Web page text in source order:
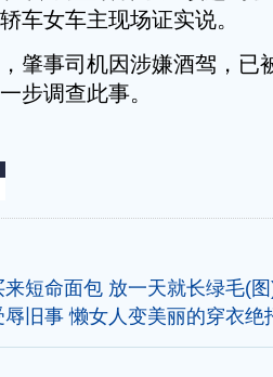
车女车主现场证实说。
肇事司机因涉嫌酒驾，已
步调查此事。
短命面包 放一天就长绿毛(
辱旧事 懒女人变美丽的穿衣绝